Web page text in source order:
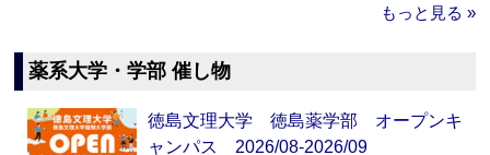
もっと見る »
薬系大学・学部 催し物
徳島文理大学 徳島薬学部 オープンキ
ャンパス 2026/08-2026/09